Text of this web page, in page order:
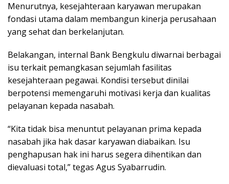
Menurutnya, kesejahteraan karyawan merupakan
fondasi utama dalam membangun kinerja perusahaan
yang sehat dan berkelanjutan.
Belakangan, internal Bank Bengkulu diwarnai berbagai
isu terkait pemangkasan sejumlah fasilitas
kesejahteraan pegawai. Kondisi tersebut dinilai
berpotensi memengaruhi motivasi kerja dan kualitas
pelayanan kepada nasabah.
“Kita tidak bisa menuntut pelayanan prima kepada
nasabah jika hak dasar karyawan diabaikan. Isu
penghapusan hak ini harus segera dihentikan dan
dievaluasi total,” tegas Agus Syabarrudin.